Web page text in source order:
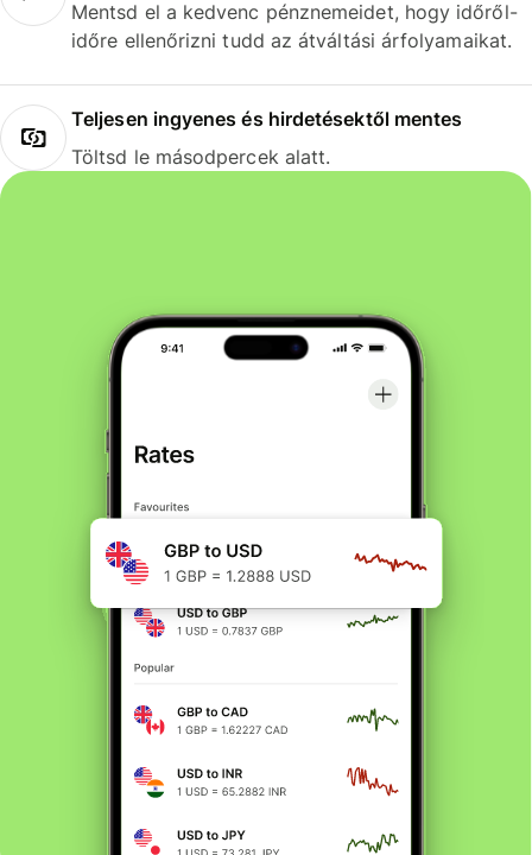
Mentsd el a kedvenc pénznemeidet, hogy időről-
időre ellenőrizni tudd az átváltási árfolyamaikat.
Teljesen ingyenes és hirdetésektől mentes
Töltsd le másodpercek alatt.